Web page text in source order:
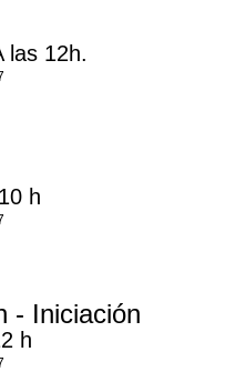
las 12h.
h
- Iniciación
h